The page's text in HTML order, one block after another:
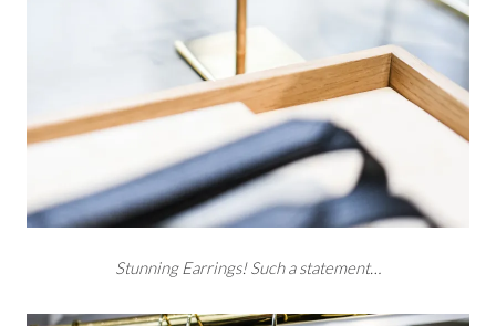
Stunning Earrings! Such a statement…